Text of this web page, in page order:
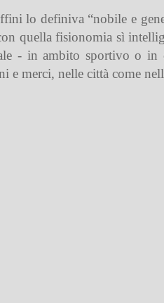
lo definiva “nobile e
quella fisionomia sì
- in ambito sportivo o
e merci, nelle città come